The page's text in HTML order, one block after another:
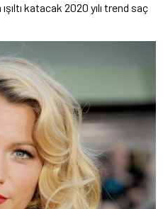
katacak 2020 yılı trend saç